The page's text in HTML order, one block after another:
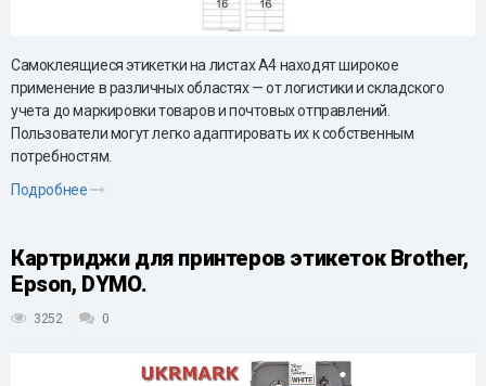
Самоклеящиеся этикетки на листах А4 находят широкое
применение в различных областях — от логистики и складского
учета до маркировки товаров и почтовых отправлений.
Пользователи могут легко адаптировать их к собственным
потребностям.
Подробнее
Картриджи для принтеров этикеток Brother,
Epson, DYMO.
3252 0